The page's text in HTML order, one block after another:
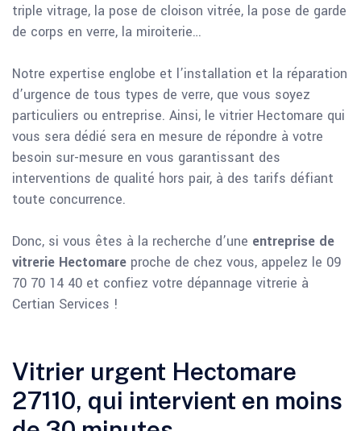
triple vitrage, la pose de cloison vitrée, la pose de garde
de corps en verre, la miroiterie…
Notre expertise englobe et l’installation et la réparation
d’urgence de tous types de verre, que vous soyez
particuliers ou entreprise. Ainsi, le vitrier Hectomare qui
vous sera dédié sera en mesure de répondre à votre
besoin sur-mesure en vous garantissant des
interventions de qualité hors pair, à des tarifs défiant
toute concurrence.
Donc, si vous êtes à la recherche d’une entreprise de
vitrerie Hectomare proche de chez vous, appelez le 09
70 70 14 40 et confiez votre dépannage vitrerie à
Certian Services !
Vitrier urgent Hectomare
27110, qui intervient en moins